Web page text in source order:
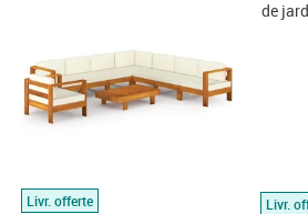
Livr. offerte
Livr.